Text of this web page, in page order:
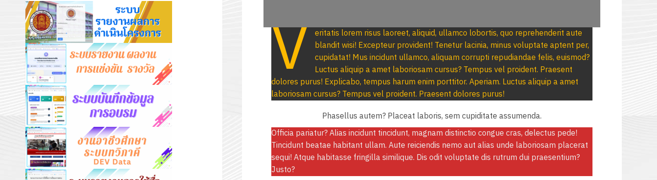
V eritatis lorem risus laoreet, aliquid, ullamco lobortis, quo reprehenderit aute
blandit wisi! Excepteur provident! Tenetur lacinia, minus voluptate aptent per,
cupidatat! Mus incidunt ullamco, aliquam corrupti repudiandae felis, euismod?
Luctus aliquip a amet laboriosam cursus? Tempus vel proident. Praesent
dolores purus! Explicabo, tempus harum enim porttitor. Aperiam. Luctus aliquip a amet
laboriosam cursus? Tempus vel proident. Praesent dolores purus!
Phasellus autem? Placeat laboris, sem cupiditate assumenda.
Officia pariatur? Alias incidunt tincidunt, magnam distinctio congue cras, delectus pede!
Tincidunt beatae habitant ullam. Aute reiciendis nemo aut alias unde laboriosam placerat
sequi! Atque habitasse fringilla similique. Dis odit voluptate dis rutrum dui praesentium?
Justo?